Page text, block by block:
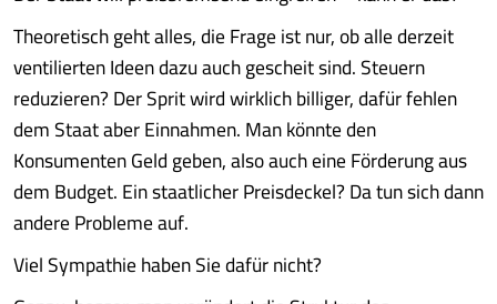
Theoretisch geht alles, die Frage ist nur, ob alle derzeit
ventilierten Ideen dazu auch gescheit sind. Steuern
reduzieren? Der Sprit wird wirklich billiger, dafür fehlen
dem Staat aber Einnahmen. Man könnte den
Konsumenten Geld geben, also auch eine Förderung aus
dem Budget. Ein staatlicher Preisdeckel? Da tun sich dann
andere Probleme auf.
Viel Sympathie haben Sie dafür nicht?